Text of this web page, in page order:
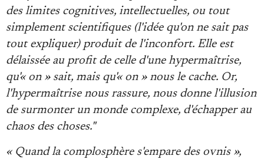
des limites cognitives, intellectuelles, ou tout
simplement scientifiques (l'idée qu'on ne sait pas
tout expliquer) produit de l'inconfort. Elle est
délaissée au profit de celle d'une hypermaîtrise,
qu'« on » sait, mais qu'« on » nous le cache. Or,
l'hypermaîtrise nous rassure, nous donne l'illusion
de surmonter un monde complexe, d'échapper au
chaos des choses."
« Quand la complosphère s'empare des ovnis »,